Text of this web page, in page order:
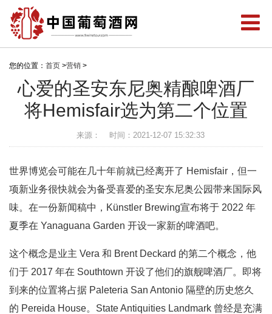
您的位置： 首页 >营销 >
心爱的圣安东尼奥精酿啤酒厂
将Hemisfair选为第二个位置
来源： 时间：2021-12-07 15:32:33
世界博览会可能在几十年前就已经离开了 Hemisfair，但一
项新业务很快就会为备受喜爱的圣安东尼奥公园带来国际风
味。在一份新闻稿中，Künstler Brewing宣布将于 2022 年
夏季在 Yanaguana Garden 开设一家新的啤酒吧。
这个概念是业主 Vera 和 Brent Deckard 的第二个概念，他
们于 2017 年在 Southtown 开设了他们的旗舰啤酒厂。即将
到来的位置将占据 Paleteria San Antonio 隔壁的历史悠久
的 Pereida House。State Antiquities Landmark 曾经是充满